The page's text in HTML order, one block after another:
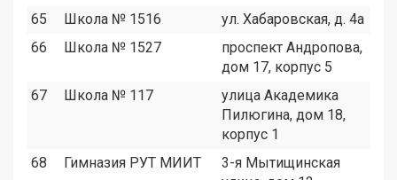
65 Школа № 1516 ул. Хабаровская, д. 4а
66
Школа № 1527
проспект Андропова,
дом 17, корпус 5
67 Школа № 117
улица Академика
Пилюгина, дом 18,
корпус 1
68 Гимназия РУТ МИИТ
3-я Мытищинская